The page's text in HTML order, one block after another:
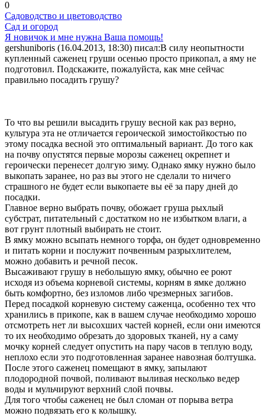
0
Садоводство и цветоводство
Сад и огород
Я новичок и мне нужна Ваша помощь!
gershuniboris (16.04.2013, 18:30) писал:В силу неопытности
купленный саженец груши осенью просто прикопал, а яму не
подготовил. Подскажите, пожалуйста, как мне сейчас
правильно посадить грушу?
То что вы решили высадить грушу весной как раз верно,
культура эта не отличается героической зимостойкостью по
этому посадка весной это оптимальный вариант. До того как
на почву опустятся первые морозы саженец окрепнет и
героически перенесет долгую зиму. Однако ямку нужно было
выкопать заранее, но раз вы этого не сделали то ничего
страшного не будет если выкопаете вы её за пару дней до
посадки.
Главное верно выбрать почву, обожает груша рыхлый
субстрат, питательный с достатком но не избытком влаги, а
вот грунт плотный выбирать не стоит.
В ямку можно всыпать немного торфа, он будет одновременно
и питать корни и послужит почвенным разрыхлителем,
можно добавить и речной песок.
Высаживают грушу в небольшую ямку, обычно ее роют
исходя из объема корневой системы, корням в ямке должно
быть комфортно, без изломов либо чрезмерных загибов.
Перед посадкой корневую систему саженца, особенно тех что
хранились в прикопе, как в вашем случае необходимо хорошо
отсмотреть нет ли высохших частей корней, если они имеются
то их необходимо обрезать до здоровых тканей, ну а саму
мочку корней следует опустить на пару часов в теплую воду,
неплохо если это подготовленная заранее навозная болтушка.
После этого саженец помещают в ямку, запылают
плодородной почвой, поливают выливая несколько ведер
воды и мульчируют верхний слой почвы.
Для того чтобы саженец не был сломан от порыва ветра
можно подвязать его к колышку.